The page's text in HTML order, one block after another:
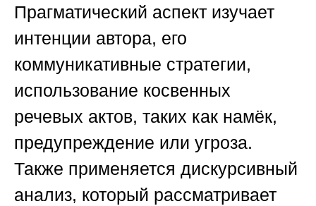
Прагматический аспект изучает
интенции автора, его
коммуникативные стратегии,
использование косвенных
речевых актов, таких как намёк,
предупреждение или угроза.
Также применяется дискурсивный
анализ, который рассматривает